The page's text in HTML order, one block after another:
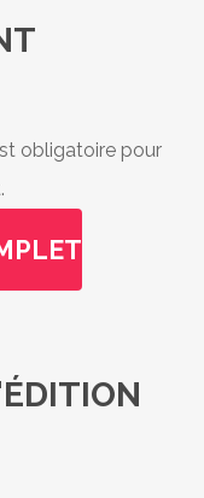
obligatoire pour